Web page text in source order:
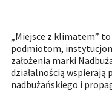
„Miejsce z klimatem”
podmiotom,
założenia marki
działalnością wspierają
nadbużańskiego i